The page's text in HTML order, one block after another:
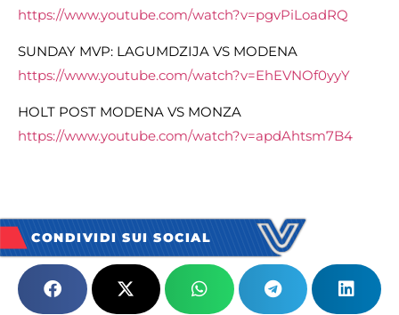
https://www.youtube.com/watch?v=pgvPiLoadRQ
SUNDAY MVP: LAGUMDZIJA VS MODENA
https://www.youtube.com/watch?v=EhEVNOf0yyY
HOLT POST MODENA VS MONZA
https://www.youtube.com/watch?v=apdAhtsm7B4
CONDIVIDI SUI SOCIAL